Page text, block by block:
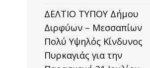
ΔΕΛΤΙΟ ΤΥΠΟΥ Δήμου
Διρφύων – Μεσσαπίων
Πολύ Υψηλός Κίνδυνος
Πυρκαγιάς για την